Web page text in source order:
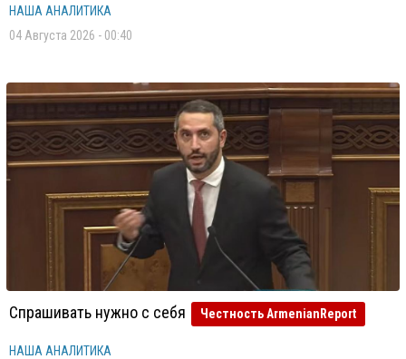
НАША АНАЛИТИКА
04 Августа 2026 - 00:40
Спрашивать нужно с себя Честность ArmenianReport
НАША АНАЛИТИКА